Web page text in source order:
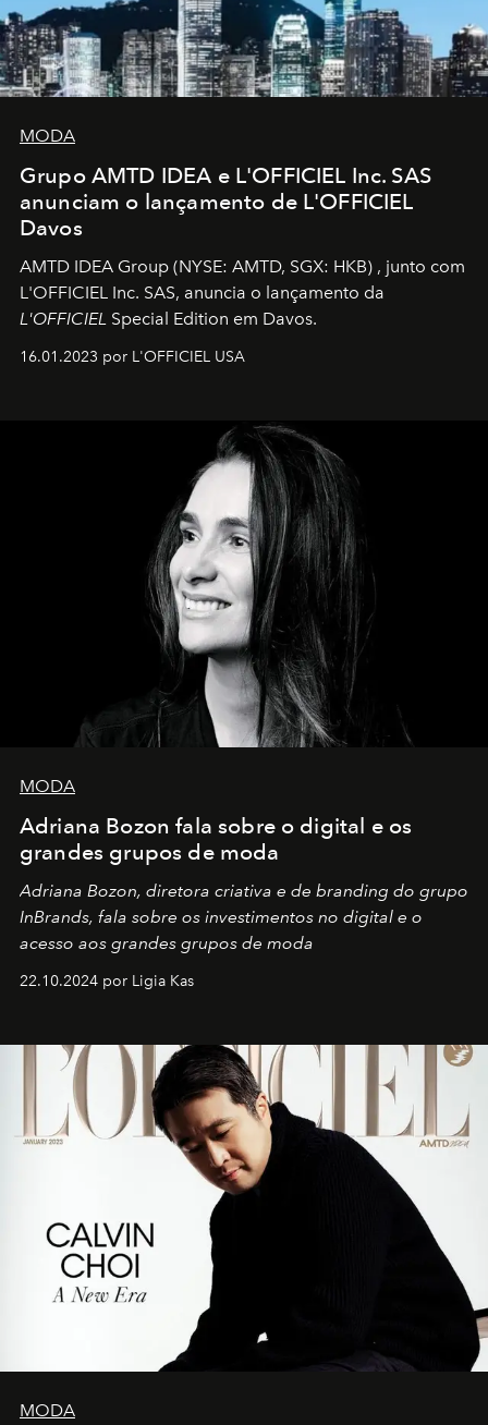
MODA
Grupo AMTD IDEA e L'OFFICIEL Inc. SAS
anunciam o lançamento de L'OFFICIEL
Davos
AMTD IDEA Group (NYSE: AMTD, SGX: HKB) , junto com
L'OFFICIEL Inc. SAS, anuncia o lançamento da
L'OFFICIEL Special Edition em Davos.
16.01.2023 por L'OFFICIEL USA
MODA
Adriana Bozon fala sobre o digital e os
grandes grupos de moda
Adriana Bozon, diretora criativa e de branding do grupo
InBrands, fala sobre os investimentos no digital e o
acesso aos grandes grupos de moda
22.10.2024 por Ligia Kas
MODA